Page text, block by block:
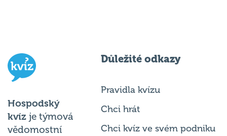
Hospodský
kvíz je týmová
vědomostní
Důležité odkazy
Pravidla kvízu
Chci hrát
Chci kvíz ve svém podniku